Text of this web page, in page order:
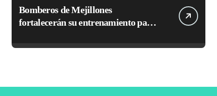
Bomberos de Mejillones
fortalecerán su entrenamiento para